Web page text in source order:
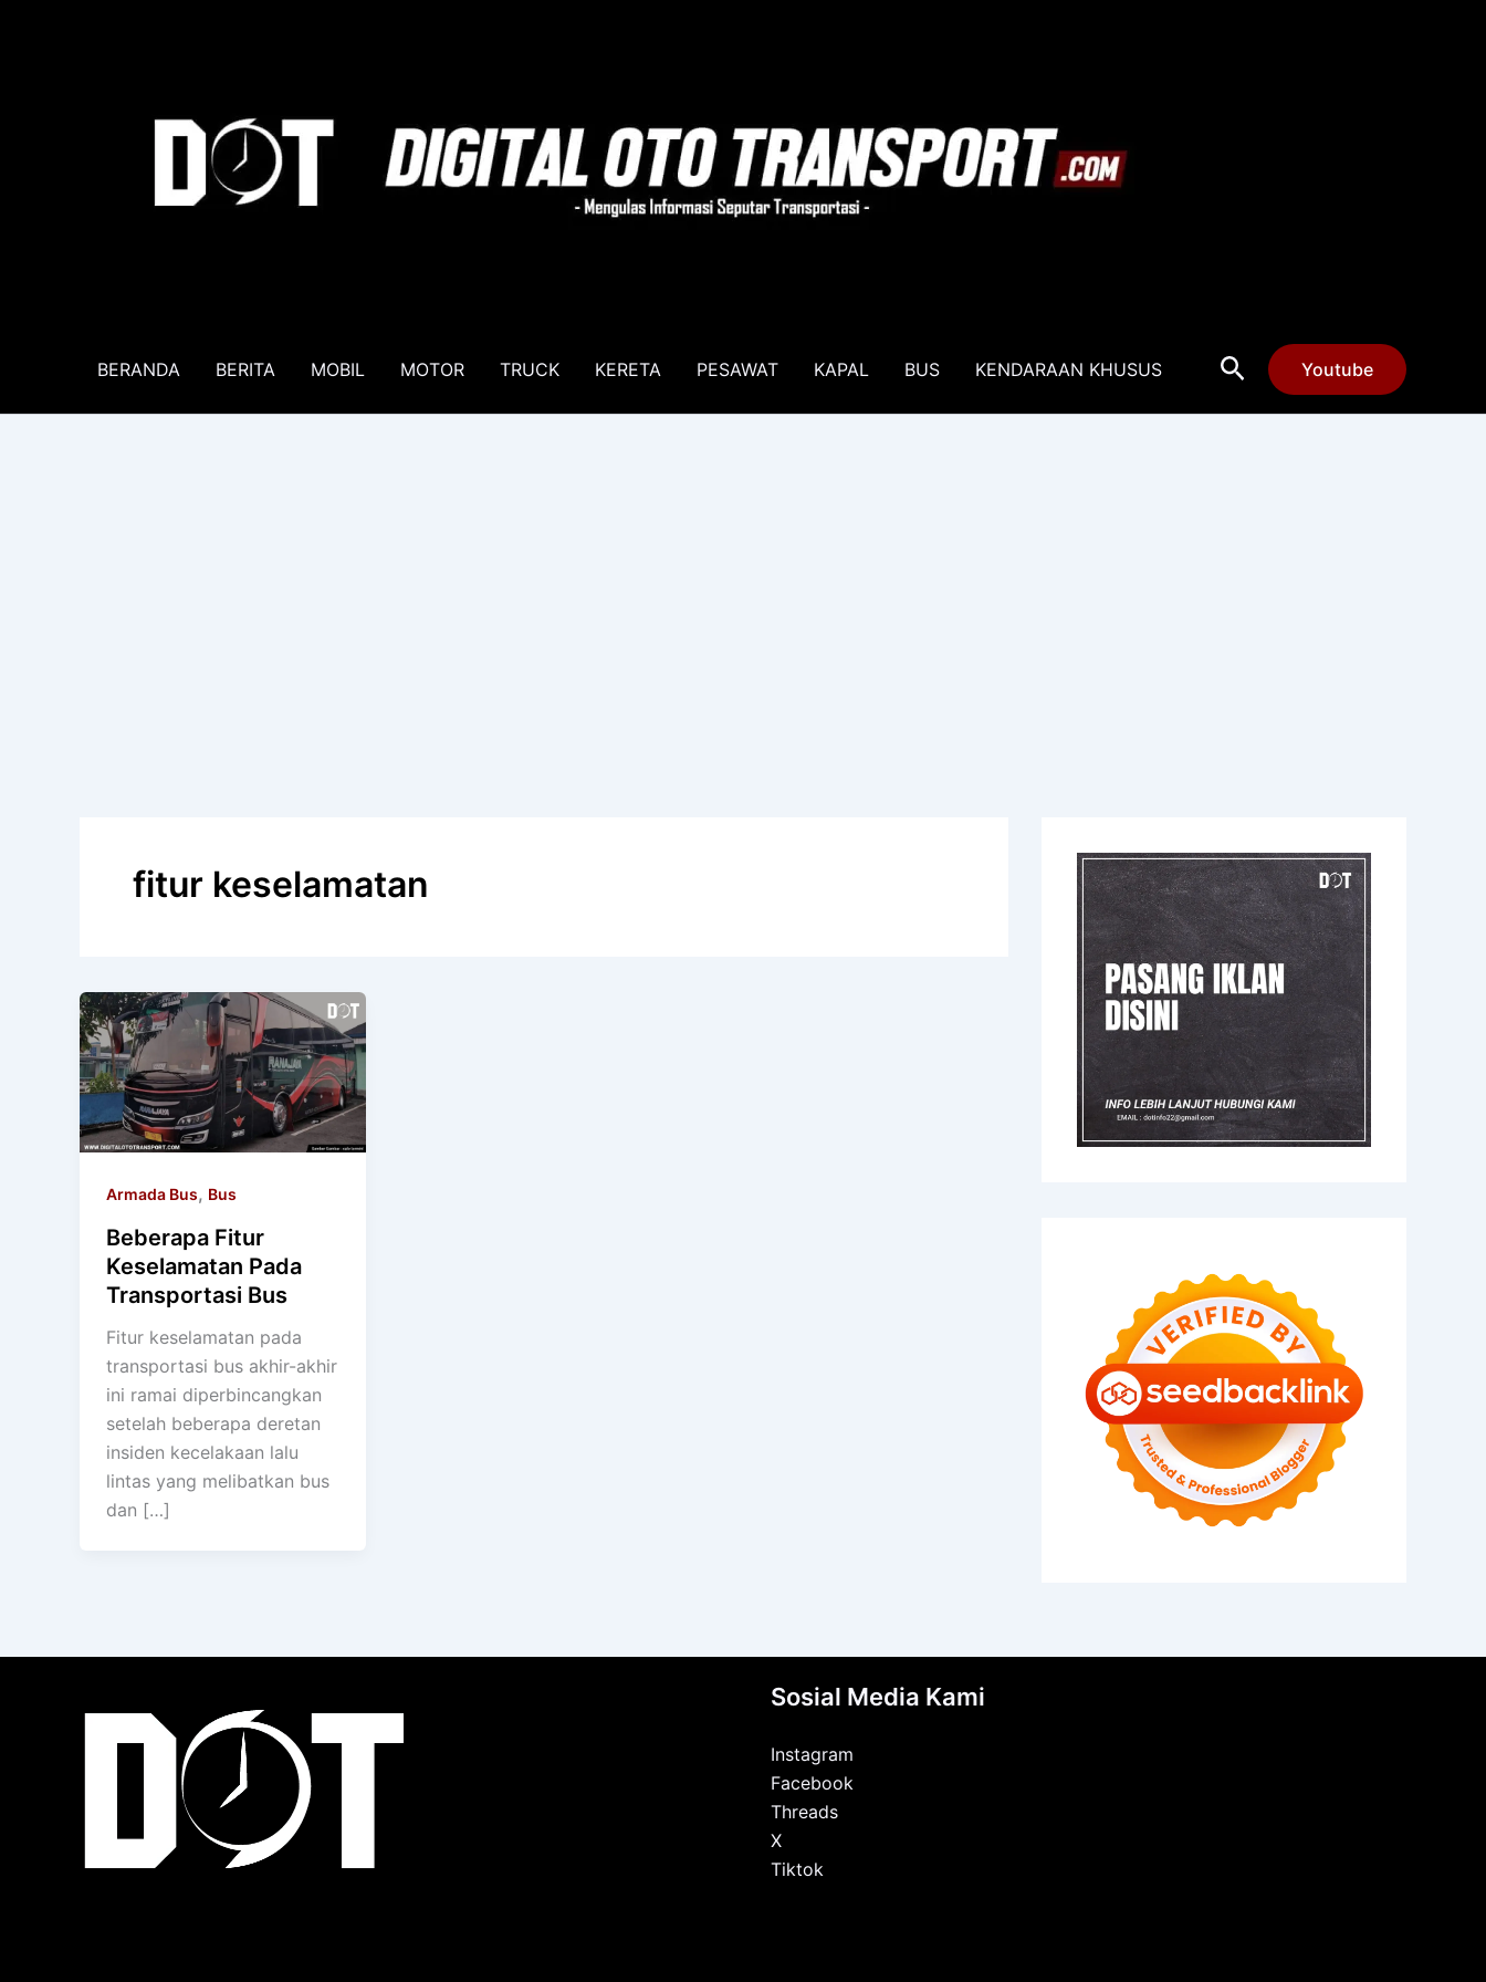
BERANDA BERITA MOBIL MOTOR TRUCK KERETA PESAWAT KAPAL BUS KENDARAAN KHUSUS Cari Youtube
fitur keselamatan
Armada Bus, Bus
Beberapa Fitur
Keselamatan Pada
Transportasi Bus
Fitur keselamatan pada
transportasi bus akhir-akhir
ini ramai diperbincangkan
setelah beberapa deretan
insiden kecelakaan lalu
lintas yang melibatkan bus
dan […]
Sosial Media Kami
Instagram
Facebook
Threads
X
Tiktok